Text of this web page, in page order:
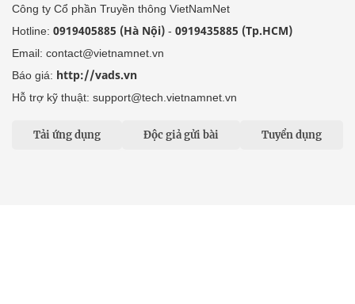
Công ty Cổ phần Truyền thông VietNamNet
Hotline: 0919405885 (Hà Nội) - 0919435885 (Tp.HCM)
Email: contact@vietnamnet.vn
Báo giá: http://vads.vn
Hỗ trợ kỹ thuật: support@tech.vietnamnet.vn
Tải ứng dụng Độc giả gửi bài Tuyển dụng